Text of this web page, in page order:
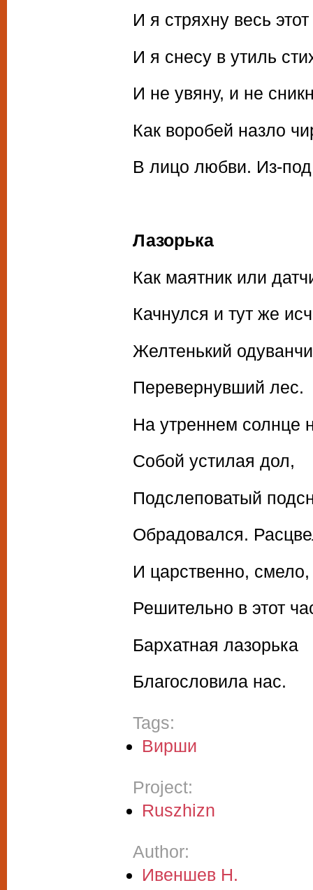
И я стряхну весь
И я снесу в утиль
И не увяну, и не
Как воробей назло
В лицо любви. Из-под
Лазорька
Как маятник или
Качнулся и тут же
Желтенький
Перевернувший лес.
На утреннем солнце
Собой устилая дол,
Подслеповатый
Обрадовался.
И царственно, смело,
Решительно в этот
Бархатная лазорька
Благословила нас.
Tags:
Вирши
Project:
Ruszhizn
Author:
Ивеншев Н.